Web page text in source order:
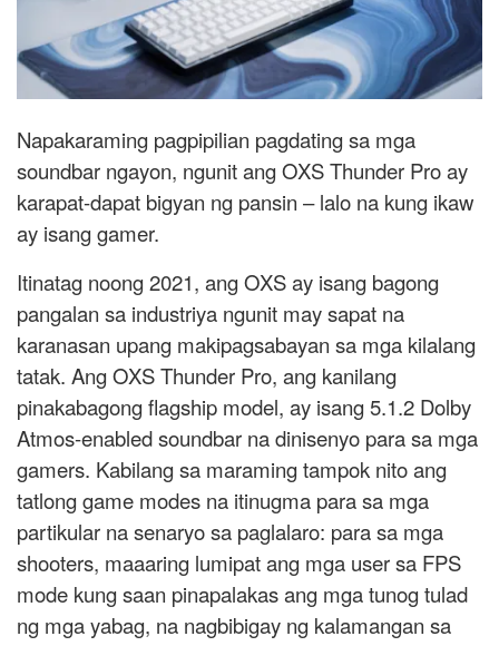
Napakaraming pagpipilian pagdating sa mga
soundbar ngayon, ngunit ang OXS Thunder Pro ay
karapat-dapat bigyan ng pansin – lalo na kung ikaw
ay isang gamer.
Itinatag noong 2021, ang OXS ay isang bagong
pangalan sa industriya ngunit may sapat na
karanasan upang makipagsabayan sa mga kilalang
tatak. Ang OXS Thunder Pro, ang kanilang
pinakabagong flagship model, ay isang 5.1.2 Dolby
Atmos-enabled soundbar na dinisenyo para sa mga
gamers. Kabilang sa maraming tampok nito ang
tatlong game modes na itinugma para sa mga
partikular na senaryo sa paglalaro: para sa mga
shooters, maaaring lumipat ang mga user sa FPS
mode kung saan pinapalakas ang mga tunog tulad
ng mga yabag, na nagbibigay ng kalamangan sa